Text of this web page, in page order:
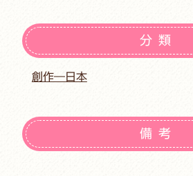
分類
創作―日本
備考